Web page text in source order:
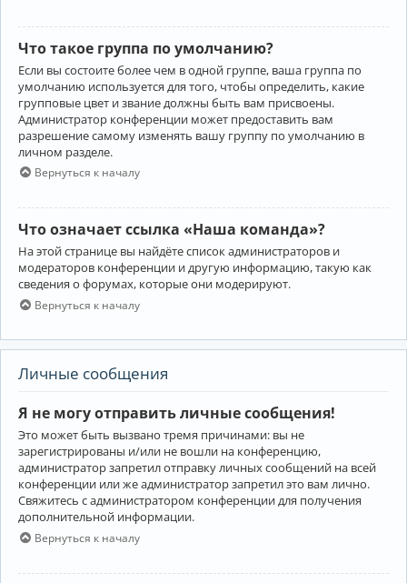
Что такое группа по умолчанию?
Если вы состоите более чем в одной группе, ваша группа по
умолчанию используется для того, чтобы определить, какие
групповые цвет и звание должны быть вам присвоены.
Администратор конференции может предоставить вам
разрешение самому изменять вашу группу по умолчанию в
личном разделе.
Вернуться к началу
Что означает ссылка «Наша команда»?
На этой странице вы найдёте список администраторов и
модераторов конференции и другую информацию, такую как
сведения о форумах, которые они модерируют.
Вернуться к началу
Личные сообщения
Я не могу отправить личные сообщения!
Это может быть вызвано тремя причинами: вы не
зарегистрированы и/или не вошли на конференцию,
администратор запретил отправку личных сообщений на всей
конференции или же администратор запретил это вам лично.
Свяжитесь с администратором конференции для получения
дополнительной информации.
Вернуться к началу